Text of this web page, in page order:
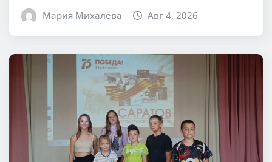
Мария Михалёва Авг 4, 2026